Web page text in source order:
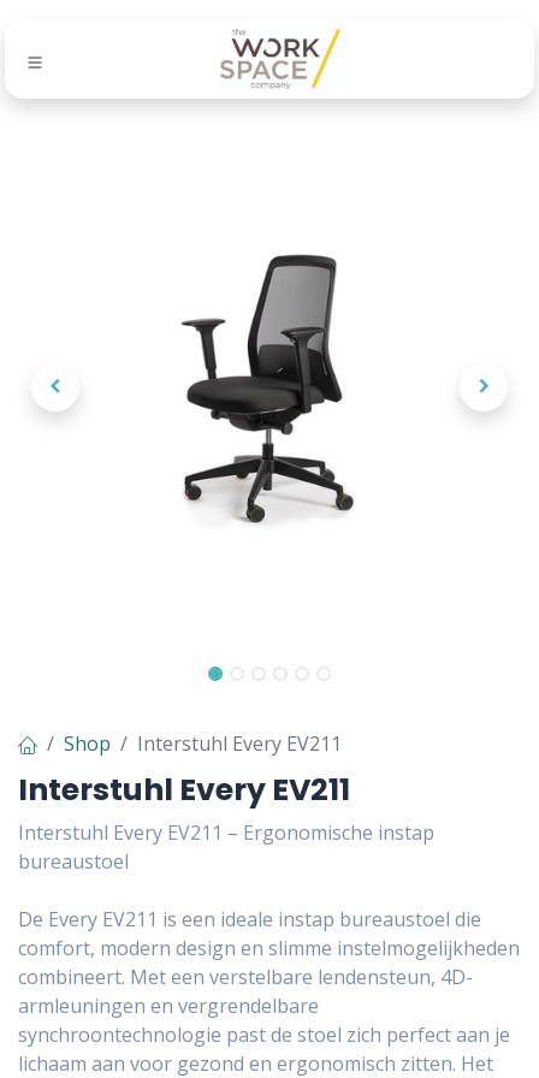
Shop Interstuhl Every EV211
Interstuhl Every EV211
Interstuhl Every EV211 – Ergonomische instap
bureaustoel
De Every EV211 is een ideale instap bureaustoel die
comfort, modern design en slimme instelmogelijkheden
combineert. Met een verstelbare lendensteun, 4D-
armleuningen en vergrendelbare
synchroontechnologie past de stoel zich perfect aan je
lichaam aan voor gezond en ergonomisch zitten. Het